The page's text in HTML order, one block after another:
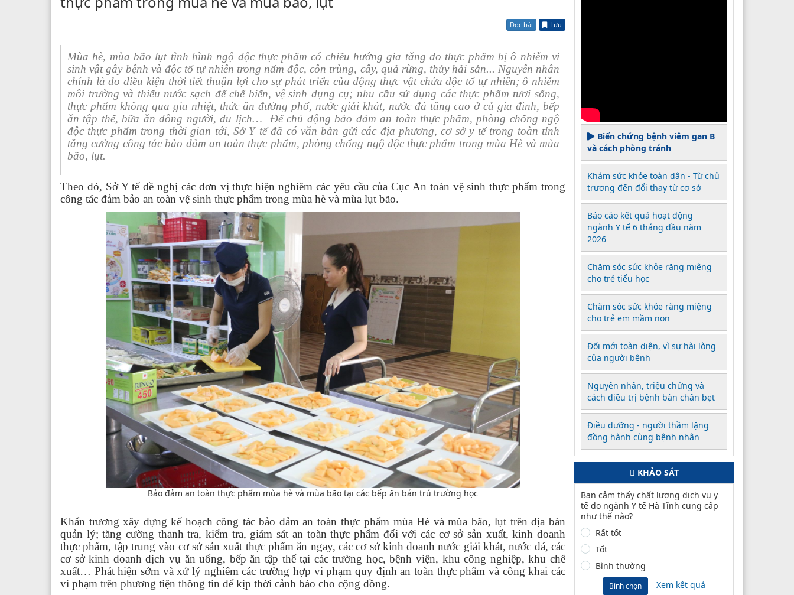
Đọc bài Lưu
Mùa hè, mùa bão lụt tình hình ngộ độc thực phẩm có chiều hướng gia tăng do thực phẩm bị ô nhiễm vi
sinh vật gây bệnh và độc tố tự nhiên trong nấm độc, côn trùng, cây, quả rừng, thủy hải sản... Nguyên nhân
chính là do điều kiện thời tiết thuận lợi cho sự phát triển của động thực vật chứa độc tố tự nhiên; ô nhiễm
môi trường và thiếu nước sạch để chế biến, vệ sinh dụng cụ; nhu cầu sử dụng các thực phẩm tươi sống,
thực phẩm không qua gia nhiệt, thức ăn đường phố, nước giải khát, nước đá tăng cao ở cả gia đình, bếp
ăn tập thể, bữa ăn đông người, du lịch… Để chủ động bảo đảm an toàn thực phẩm, phòng chống ngộ
độc thực phẩm trong thời gian tới, Sở Y tế đã có văn bản gửi các địa phương, cơ sở y tế trong toàn tỉnh
tăng cường công tác bảo đảm an toàn thực phẩm, phòng chống ngộ độc thực phẩm trong mùa Hè và mùa
bão, lụt.
Theo đó, Sở Y tế đề nghị các đơn vị thực hiện nghiêm các yêu cầu của Cục An toàn vệ sinh thực phẩm trong
công tác đảm bảo an toàn vệ sinh thực phẩm trong mùa hè và mùa lụt bão.
Bảo đảm an toàn thực phẩm mùa hè và mùa bão tại các bếp ăn bán trú trường học
Khẩn trương xây dựng kế hoạch công tác bảo đảm an toàn thực phẩm mùa Hè và mùa bão, lụt trên địa bàn
quản lý; tăng cường thanh tra, kiểm tra, giám sát an toàn thực phẩm đối với các cơ sở sản xuất, kinh doanh
thực phẩm, tập trung vào cơ sở sản xuất thực phẩm ăn ngay, các cơ sở kinh doanh nước giải khát, nước đá, các
cơ sở kinh doanh dịch vụ ăn uống, bếp ăn tập thể tại các trường học, bệnh viện, khu công nghiệp, khu chế
xuất… Phát hiện sớm và xử lý nghiêm các trường hợp vi phạm quy định an toàn thực phẩm và công khai các
vi phạm trên phương tiện thông tin để kịp thời cảnh báo cho cộng đồng.
Biến chứng bệnh viêm gan B
và cách phòng tránh
Khám sức khỏe toàn dân - Từ chủ
trương đến đổi thay từ cơ sở
Báo cáo kết quả hoạt động
ngành Y tế 6 tháng đầu năm
2026
Chăm sóc sức khỏe răng miệng
cho trẻ tiểu học
Chăm sóc sức khỏe răng miệng
cho trẻ em mầm non
Đổi mới toàn diện, vì sự hài lòng
của người bệnh
Nguyên nhân, triệu chứng và
cách điều trị bệnh bàn chân bẹt
Điều dưỡng - người thầm lặng
đồng hành cùng bệnh nhân
KHẢO SÁT
Bạn cảm thấy chất lượng dịch vụ y
tế do ngành Y tế Hà Tĩnh cung cấp
như thế nào?
Rất tốt
Tốt
Bình thường
Bình chọn Xem kết quả